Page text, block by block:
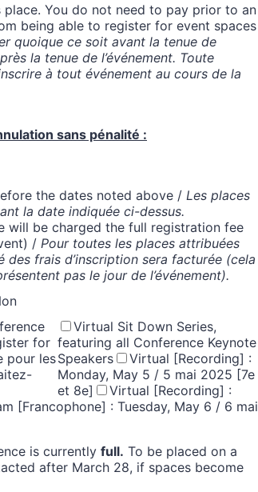
You do not need to pay prior to an
being able to register for event spaces
quoique ce soit avant la tenue de
la tenue de l’événement. Toute
à tout événement au cours de la
sans pénalité :
the dates noted above / Les places
la date indiquée ci-dessus.
will be charged the full registration fee
/ Pour toutes les places attribuées
des frais d’inscription sera facturée (cela
pas le jour de l’événement).
for
pour les
Virtual Sit Down Series,
featuring all Conference Keynote
Speakers
Virtual [Recording] :
Monday, May 5 / 5 mai 2025 [7e
et 8e]
Virtual [Recording] :
[Francophone] : Tuesday, May 6 / 6 mai
is currently full. To be placed on a
after March 28, if spaces become